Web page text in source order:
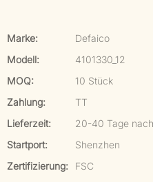
Marke:
Defaico
Modell:
4101330_12
MOQ:
10 Stück
Zahlung:
TT
Lieferzeit:
20-40 Tage
Startport:
Shenzhen
Zertifizierung:
FSC